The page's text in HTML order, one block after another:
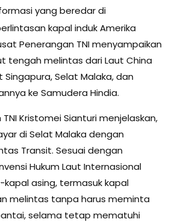
yang beredar di
kapal induk Amerika
Penerangan TNI menyampaikan
tengah melintas dari Laut China
Selat Malaka, dan
ke Samudera Hindia.
TNI Kristomei Sianturi menjelaskan,
di Selat Malaka dengan
Transit. Sesuai dengan
Hukum Laut Internasional
kapal asing, termasuk kapal
melintas tanpa harus meminta
selama tetap mematuhi